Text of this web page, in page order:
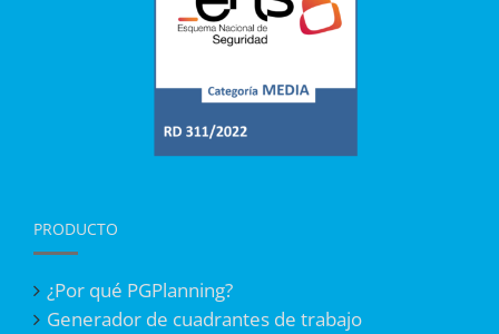
PRODUCTO
¿Por qué PGPlanning?
Generador de cuadrantes de trabajo